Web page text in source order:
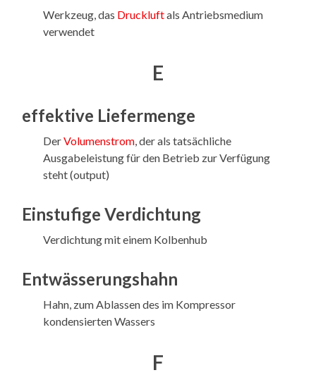
Werkzeug, das Druckluftals Antriebsmedium
verwendet
E
effektive Liefermenge
DerVolumenstrom , der als tatsächliche
Ausgabeleistung für den Betrieb zur Verfügung
steht (output)
Einstufige Verdichtung
Verdichtung mit einem Kolbenhub
Entwässerungshahn
Hahn, zum Ablassen des im Kompressor
kondensierten Wassers
F